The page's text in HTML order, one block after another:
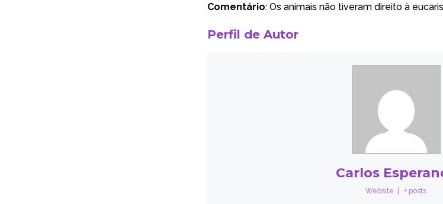
Comentário: Os animais não tiveram direito à
Perfil de Autor
Carlos
Website + posts